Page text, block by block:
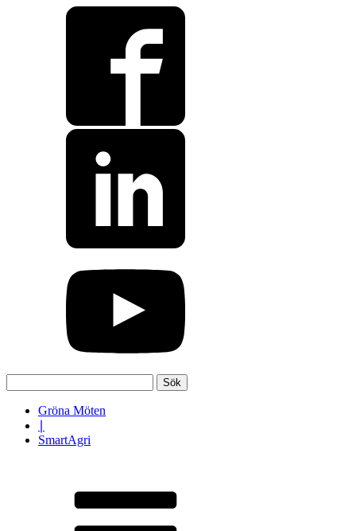
efter:
Gröna Möten
SmartAgri